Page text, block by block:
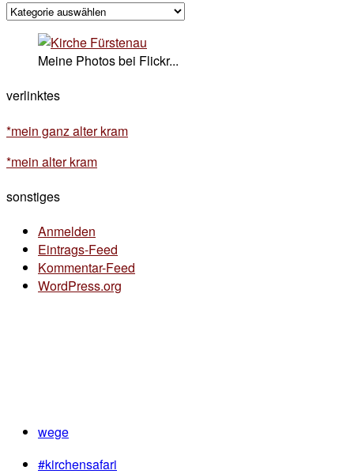
kategorisches
Meine Photos bei Flickr...
verlinktes
*mein ganz alter kram
*mein alter kram
sonstiges
Anmelden
Eintrags-Feed
Kommentar-Feed
WordPress.org
wege
#kirchensafari